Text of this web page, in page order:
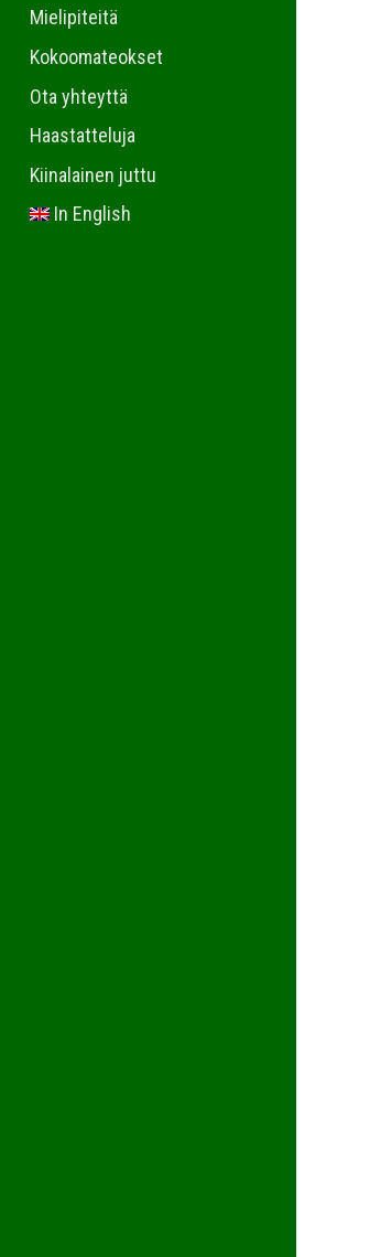
Mielipiteitä
Kokoomateokset
Ota yhteyttä
Haastatteluja
Kiinalainen juttu
In English